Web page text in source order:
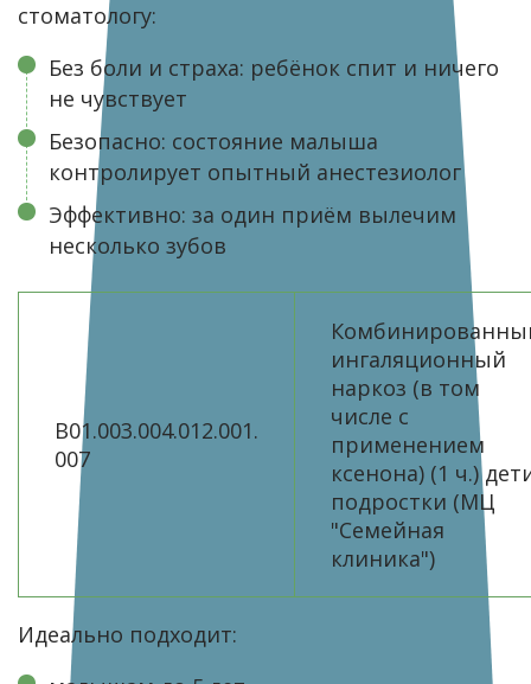
стоматологу:
Без боли и страха: ребёнок спит и ничего
не чувствует
Безопасно: состояние малыша
контролирует опытный анестезиолог
Эффективно: за один приём вылечим
несколько зубов
B01.003.004.012.001.
007
ингаляционный
наркоз (в том
числе с
применением
ксенона) (1 ч.)
подростки (МЦ
"Семейная
клиника")
Идеально подходит: